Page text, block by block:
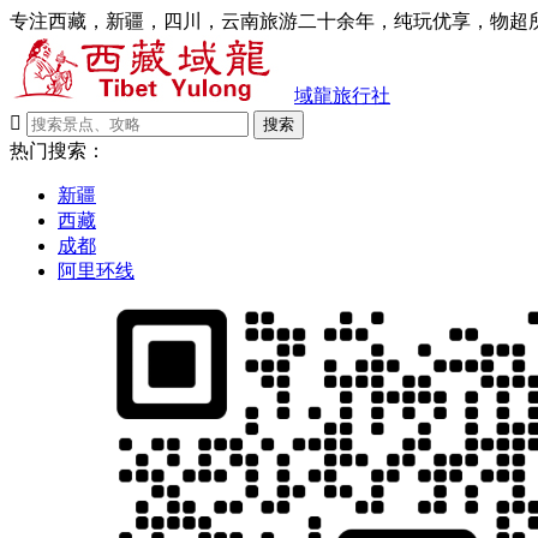
专注西藏，新疆，四川，云南旅游二十余年，纯玩优享，物超
域龍旅行社

搜索
热门搜索：
新疆
西藏
成都
阿里环线